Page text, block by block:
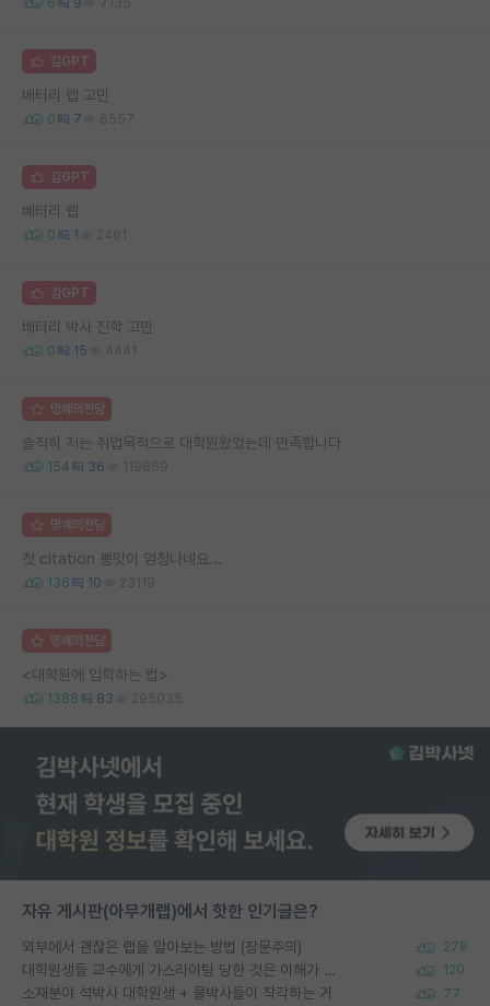
김GPT
배터리 랩 고민
0 7 6557
김GPT
배터리 랩
0 1 2461
김GPT
배터리 박사 진학 고민
0 15 4441
명예의전당
솔직히 저는 취업목적으로 대학원왔었는데 만족합니다
154 36 119869
명예의전당
첫 citation 뽕맛이 엄청나네요...
136 10 23119
명예의전당
<대학원에 입학하는 법>
1388 83 295035
자유 게시판(아무개랩)에서 핫한 인기글은?
외부에서 괜찮은 랩을 알아보는 방법 (장문주의) 278
대학원생들 교수에게 가스라이팅 당한 것은 이해가 갑니다. 안타깝네요. 120
소재분야 석박사 대학원생 + 물박사들이 착각하는 거 77